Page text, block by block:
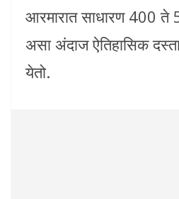
आरमारात साधारण 400 ते
असा अंदाज ऐतिहासिक
येतो.